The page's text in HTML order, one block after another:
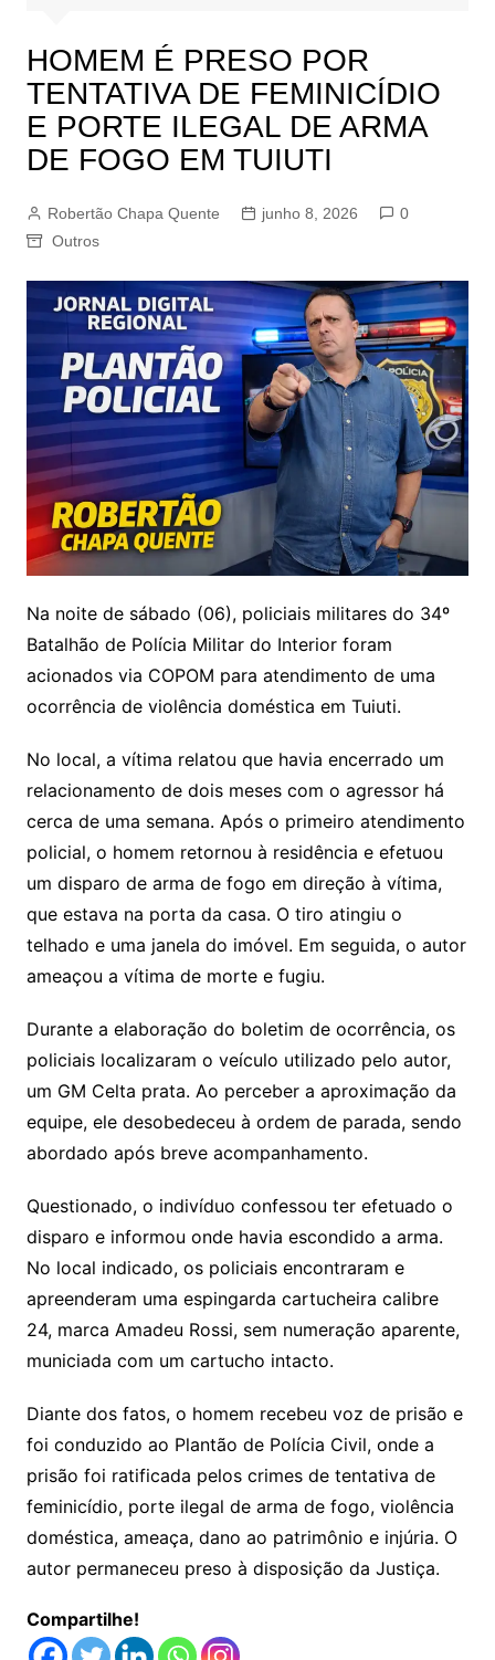
HOMEM É PRESO POR
TENTATIVA DE FEMINICÍDIO
E PORTE ILEGAL DE ARMA
DE FOGO EM TUIUTI
Robertão Chapa Quente junho 8, 2026
0
Outros
Na noite de sábado (06), policiais militares do 34º
Batalhão de Polícia Militar do Interior foram
acionados via COPOM para atendimento de uma
ocorrência de violência doméstica em Tuiuti.
No local, a vítima relatou que havia encerrado um
relacionamento de dois meses com o agressor há
cerca de uma semana. Após o primeiro atendimento
policial, o homem retornou à residência e efetuou
um disparo de arma de fogo em direção à vítima,
que estava na porta da casa. O tiro atingiu o
telhado e uma janela do imóvel. Em seguida, o autor
ameaçou a vítima de morte e fugiu.
Durante a elaboração do boletim de ocorrência, os
policiais localizaram o veículo utilizado pelo autor,
um GM Celta prata. Ao perceber a aproximação da
equipe, ele desobedeceu à ordem de parada, sendo
abordado após breve acompanhamento.
Questionado, o indivíduo confessou ter efetuado o
disparo e informou onde havia escondido a arma.
No local indicado, os policiais encontraram e
apreenderam uma espingarda cartucheira calibre
24, marca Amadeu Rossi, sem numeração aparente,
municiada com um cartucho intacto.
Diante dos fatos, o homem recebeu voz de prisão e
foi conduzido ao Plantão de Polícia Civil, onde a
prisão foi ratificada pelos crimes de tentativa de
feminicídio, porte ilegal de arma de fogo, violência
doméstica, ameaça, dano ao patrimônio e injúria. O
autor permaneceu preso à disposição da Justiça.
Compartilhe!